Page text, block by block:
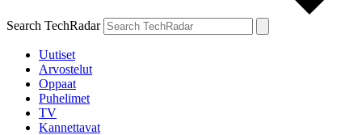
Search TechRadar
Uutiset
Arvostelut
Oppaat
Puhelimet
TV
Kannettavat